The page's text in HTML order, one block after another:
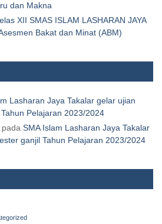
dan Makna
XII SMAS ISLAM LASHARAN JAYA
Bakat dan Minat (ABM)
Lasharan Jaya Takalar gelar ujian
Pelajaran 2023/2024
pada SMA Islam Lasharan Jaya Takalar
ganjil Tahun Pelajaran 2023/2024